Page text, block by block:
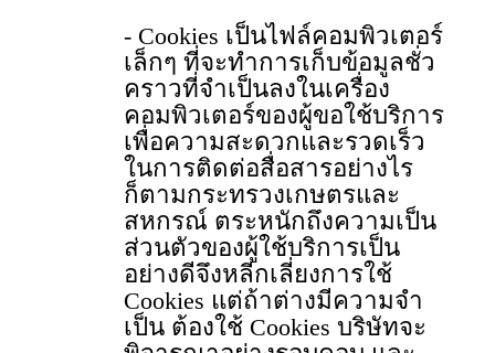
- Cookies เป็นไฟล์คอมพิวเตอร์
เล็กๆ ที่จะทําการเก็บข้อมูลชั่ว
คราวที่จําเป็นลงในเครื่อง
คอมพิวเตอร์ของผู้ขอใช้บริการ
เพื่อความสะดวกและรวดเร็ว
ในการติดต่อสื่อสารอย่างไร
ก็ตามกระทรวงเกษตรและ
สหกรณ์ ตระหนักถึงความเป็น
ส่วนตัวของผู้ใช้บริการเป็น
อย่างดีจึงหลีกเลี่ยงการใช้
Cookies แต่ถ้าต่างมีความจํา
เป็น ต้องใช้ Cookies บริษัทจะ